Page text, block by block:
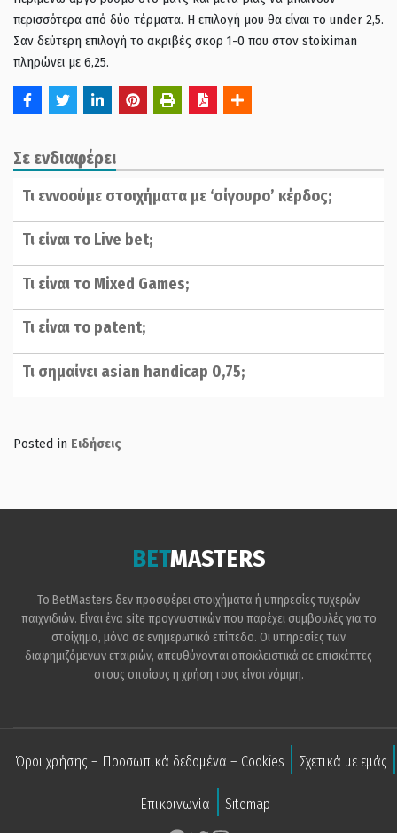
περισσότερα από δύο τέρματα. Η επιλογή μου θα είναι το under 2,5.
Σαν δεύτερη επιλογή το ακριβές σκορ 1-0 που στον stoiximan
πληρώνει με 6,25.
Σε ενδιαφέρει
Τι εννοούμε στοιχήματα με ‘σίγουρο’ κέρδος;
Τι είναι το Live bet;
Τι είναι το Mixed Games;
Τι είναι το patent;
Τι σημαίνει asian handicap 0,75;
Posted in Ειδήσεις
BETMASTERS
Το BetMasters δεν προσφέρει στοιχήματα ή υπηρεσίες τυχερών
παιχνιδιών. Είναι ένα site προγνωστικών που παρέχει συμβουλές για το
στοίχημα, μόνο σε ενημερωτικό επίπεδο. Οι υπηρεσίες των
διαφημιζόμενων εταιριών, απευθύνονται αποκλειστικά σε επισκέπτες
στους οποίους η χρήση τους είναι νόμιμη.
Όροι χρήσης – Προσωπικά δεδομένα – Cookies Σχετικά με εμάς
Επικοινωνία Sitemap